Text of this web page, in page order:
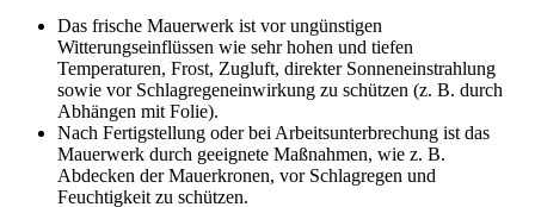
Das frische Mauerwerk ist vor ungünstigen
Witterungseinflüssen wie sehr hohen und tiefen
Temperaturen, Frost, Zugluft, direkter Sonneneinstrahlung
sowie vor Schlagregeneinwirkung zu schützen (z. B. durch
Abhängen mit Folie).
Nach Fertigstellung oder bei Arbeitsunterbrechung ist das
Mauerwerk durch geeignete Maßnahmen, wie z. B.
Abdecken der Mauerkronen, vor Schlagregen und
Feuchtigkeit zu schützen.